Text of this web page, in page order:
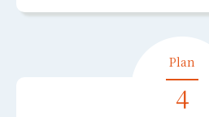
4